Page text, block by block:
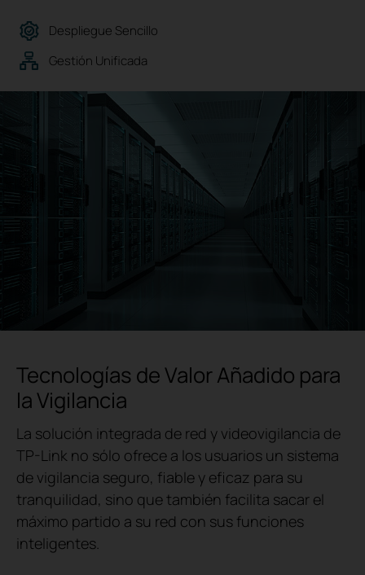
Despliegue Sencillo
Gestión Unificada
Tecnologías de Valor Añadido para
la Vigilancia
La solución integrada de red y videovigilancia de
TP-Link no sólo ofrece a los usuarios un sistema
de vigilancia seguro, fiable y eficaz para su
tranquilidad, sino que también facilita sacar el
máximo partido a su red con sus funciones
inteligentes.